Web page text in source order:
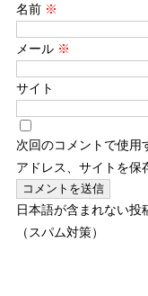
名前 ※
メール ※
サイト
次回のコメントで使用
アドレス、サイトを保
日本語が含まれない投
（スパム対策）